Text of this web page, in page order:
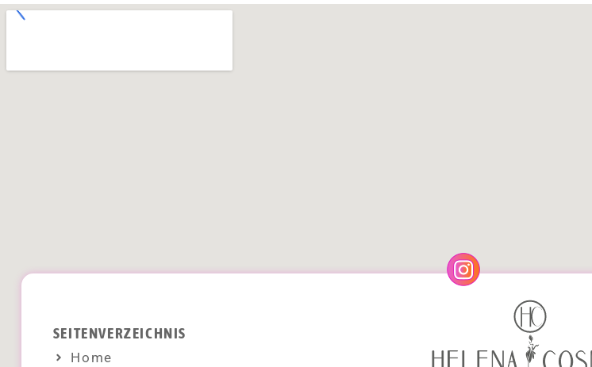
SEITENVERZEICHNIS
Home